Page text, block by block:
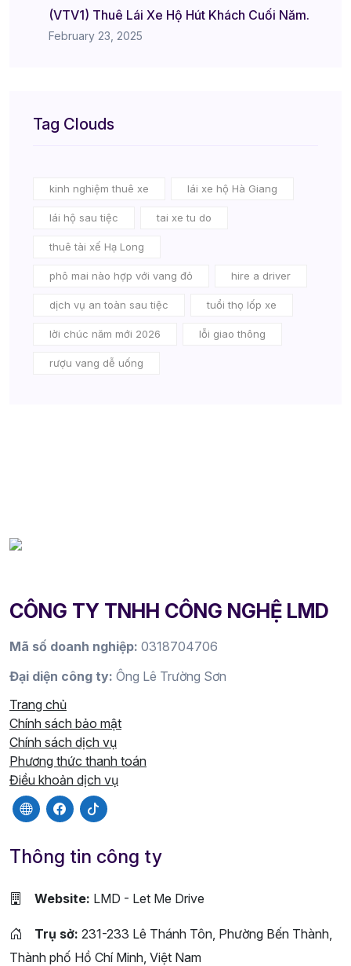
(VTV1) Thuê Lái Xe Hộ Hút Khách Cuối Năm.
February 23, 2025
Tag Clouds
kinh nghiệm thuê xe lái xe hộ Hà Giang
lái hộ sau tiệc tai xe tu do
thuê tài xế Hạ Long
phô mai nào hợp với vang đỏ hire a driver
dịch vụ an toàn sau tiệc tuổi thọ lốp xe
lời chúc năm mới 2026 lỗi giao thông
rượu vang dễ uống
CÔNG TY TNHH CÔNG NGHỆ LMD
Mã số doanh nghiệp: 0318704706
Đại diện công ty: Ông Lê Trường Sơn
Trang chủ
Chính sách bảo mật
Chính sách dịch vụ
Phương thức thanh toán
Điều khoản dịch vụ
Thông tin công ty
Website: LMD - Let Me Drive
Trụ sở: 231-233 Lê Thánh Tôn, Phường Bến Thành,
Thành phố Hồ Chí Minh, Việt Nam